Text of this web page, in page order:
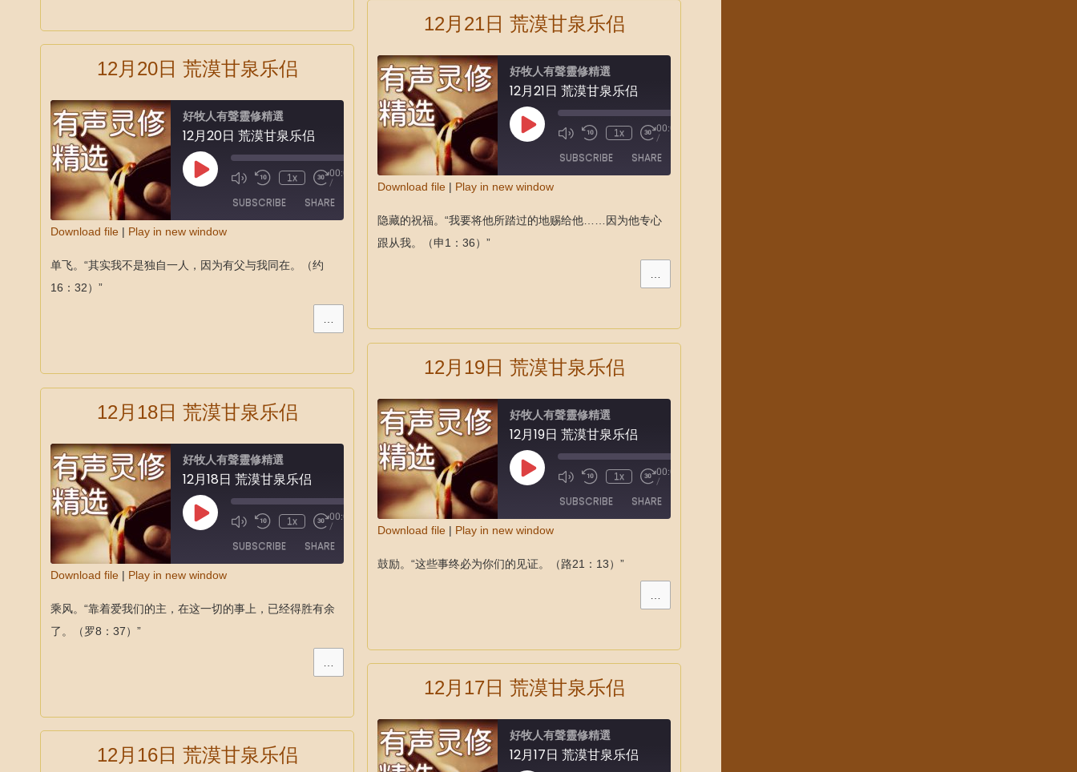
12月21日 荒漠甘泉乐侣
好牧人有聲靈修精選
12月21日 荒漠甘泉乐侣
1x
00:00
/
SUBSCRIBE SHARE
RSS FEED
LINK
Download file | Play in new window
隐藏的祝福。“我要将他所踏过的地赐给他……因为他专心
跟从我。（申1：36）”
…
12月20日 荒漠甘泉乐侣
好牧人有聲靈修精選
12月20日 荒漠甘泉乐侣
1x
00:00
/
SUBSCRIBE SHARE
RSS FEED
LINK
Download file | Play in new window
单飞。“其实我不是独自一人，因为有父与我同在。（约
16：32）”
…
12月19日 荒漠甘泉乐侣
好牧人有聲靈修精選
12月19日 荒漠甘泉乐侣
1x
00:00
/
SUBSCRIBE SHARE
RSS FEED
Download file | Play in new window
鼓励。“这些事终必为你们的见证。（路21：13）”
12月18日 荒漠甘泉乐侣
好牧人有聲靈修精選
12月18日 荒漠甘泉乐侣
1x
00:00
/
SUBSCRIBE SHARE
RSS FEED
LINK
Download file | Play in new window
乘风。“靠着爱我们的主，在这一切的事上，已经得胜有余
了。（罗8：37）”
12月17日 荒漠甘泉乐侣
好牧人有聲靈修精選
12月17日 荒漠甘泉乐侣
12月16日 荒漠甘泉乐侣